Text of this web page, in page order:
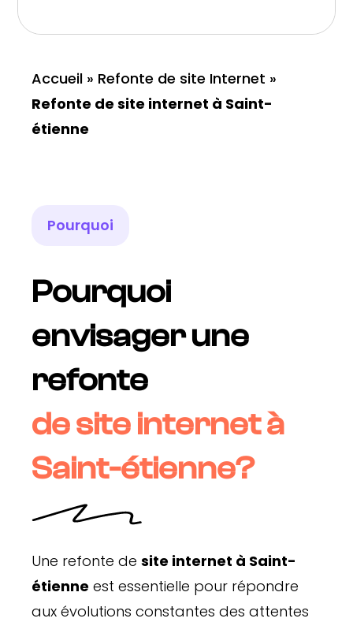
Accueil » Refonte de site Internet »
Refonte de site internet à Saint-
étienne
Pourquoi
Pourquoi
envisager une
refonte
de site internet à
Saint-étienne?
Une refonte de site internet à Saint-
étienne est essentielle pour répondre
aux évolutions constantes des attentes